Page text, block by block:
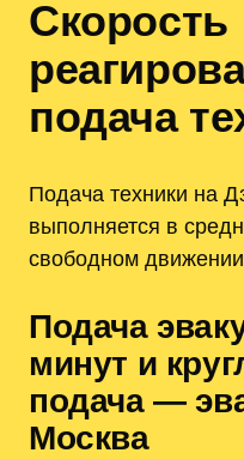
Скорость
подача
Подача техники на
выполняется в
свободном
Подача
минут и
подача —
Москва